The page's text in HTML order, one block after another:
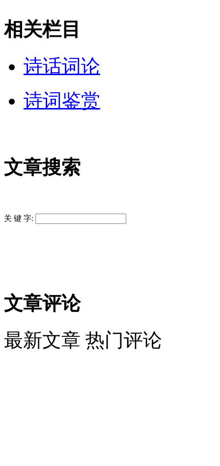
相关栏目
诗话词论
诗词鉴赏
文章搜索
关 键 字:
文章评论
最新文章 热门评论